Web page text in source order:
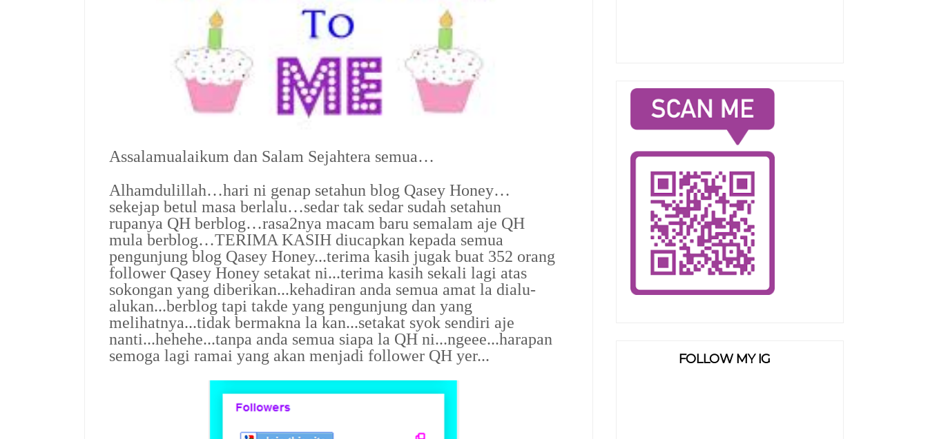
Assalamualaikum dan Salam Sejahtera semua…
Alhamdulillah…hari ni genap setahun blog Qasey Honey…
sekejap betul masa berlalu…sedar tak sedar sudah setahun
rupanya QH berblog…rasa2nya macam baru semalam aje QH
mula berblog…TERIMA KASIH diucapkan kepada semua
pengunjung blog Qasey Honey...terima kasih jugak buat 352 orang
follower Qasey Honey setakat ni...terima kasih sekali lagi atas
sokongan yang diberikan...kehadiran anda semua amat la dialu-
alukan...berblog tapi takde yang pengunjung dan yang
melihatnya...tidak bermakna la kan...setakat syok sendiri aje
nanti...hehehe...tanpa anda semua siapa la QH ni...ngeee...harapan
semoga lagi ramai yang akan menjadi follower QH yer...
FOLLOW MY IG